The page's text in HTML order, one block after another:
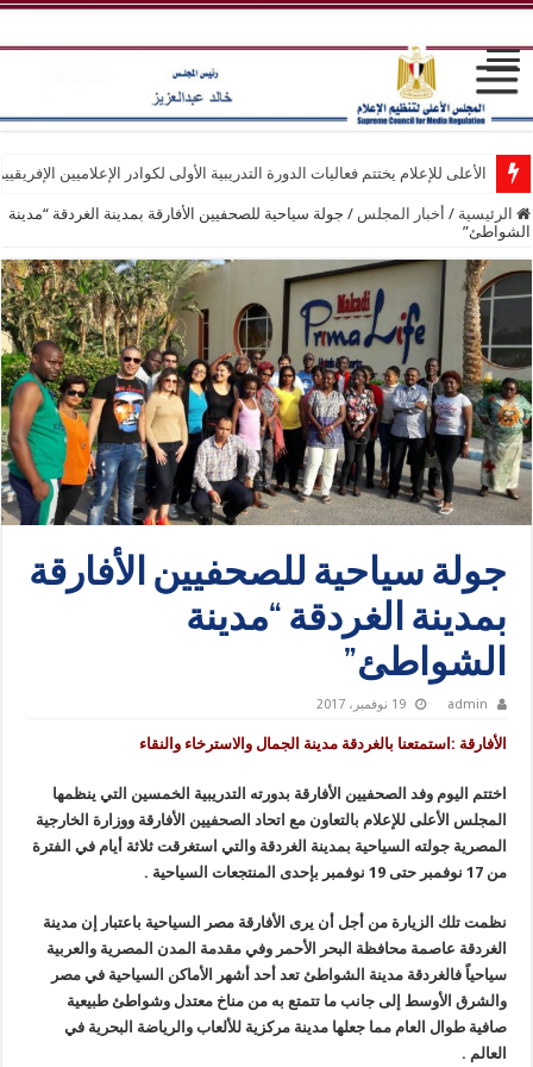
الأعلى للإعلام يختتم فعاليات الدورة التدريبية الأولى لكوادر الإعلاميين
الرئيسية / أخبار المجلس / جولة سياحية للصحفيين الأفارقة بمدينة الغردقة “مدينة
الشواطئ”
جولة سياحية للصحفيين الأفارقة
بمدينة الغردقة “مدينة
الشواطئ”
admin 19 نوفمبر، 2017
الأفارقة :استمتعنا بالغردقة مدينة الجمال والاسترخاء والنقاء
اختتم اليوم وفد الصحفيين الأفارقة بدورته التدريبية الخمسين التي ينظمها
المجلس الأعلى للإعلام بالتعاون مع اتحاد الصحفيين الأفارقة ووزارة الخارجية
المصرية جولته السياحية بمدينة الغردقة والتي استغرقت ثلاثة أيام في الفترة
من 17 نوفمبر حتى 19 نوفمبر بإحدى المنتجعات السياحية .
نظمت تلك الزيارة من أجل أن يرى الأفارقة مصر السياحية باعتبار إن مدينة
الغردقة عاصمة محافظة البحر الأحمر وفي مقدمة المدن المصرية والعربية
سياحياً فالغردقة مدينة الشواطئ تعد أحد أشهر الأماكن السياحية في مصر
والشرق الأوسط إلى جانب ما تتمتع به من مناخ معتدل وشواطئ طبيعية
صافية طوال العام مما جعلها مدينة مركزية للألعاب والرياضة البحرية في
العالم .